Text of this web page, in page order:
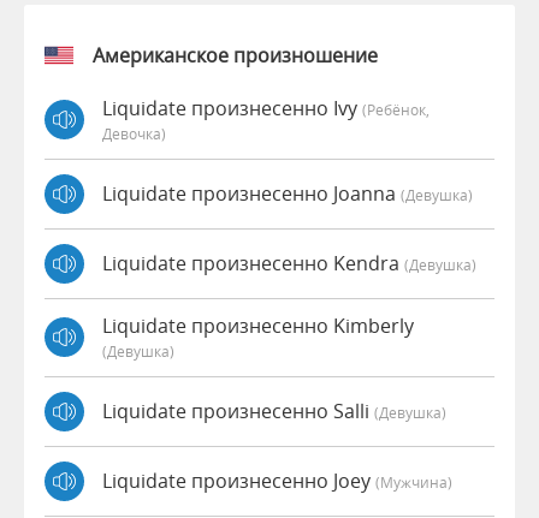
Американское произношение
Liquidate произнесенно Ivy (Ребёнок,
Девочка)
Liquidate произнесенно Joanna (девушка)
Liquidate произнесенно Kendra (девушка)
Liquidate произнесенно Kimberly
(девушка)
Liquidate произнесенно Salli (девушка)
Liquidate произнесенно Joey (мужчина)